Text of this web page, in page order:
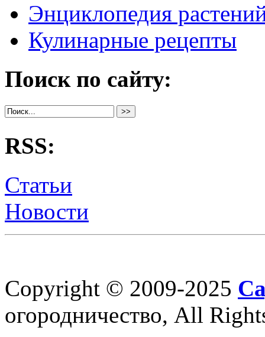
Энциклопедия
Кулинарные рецепты
Поиск по сайту:
RSS:
Статьи
Новости
Copyright © 2009-2025
огородничество, All